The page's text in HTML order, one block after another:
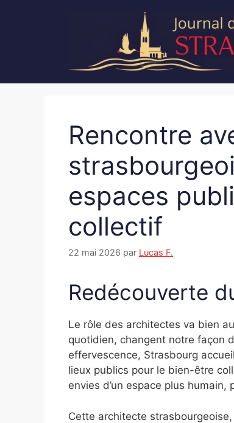
Rencontre
espaces
collectif
22 mai 2026 par Lucas F.
Redécouverte
Le rôle des architectes va bien
quotidien, changent notre façon
effervescence, Strasbourg
lieux publics pour le bien-être
envies d’un espace plus humain,
Cette architecte